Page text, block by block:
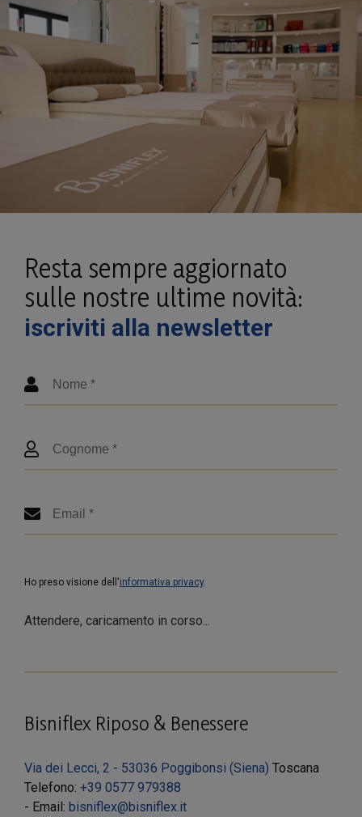
Resta sempre aggiornato
sulle nostre ultime novità:
iscriviti alla newsletter
Ho preso visione dell'informativa privacy.
Attendere, caricamento in corso...
Bisniflex Riposo & Benessere
Via dei Lecci, 2 - 53036 Poggibonsi (Siena) Toscana
Telefono: +39 0577 979388
- Email: bisniflex@bisniflex.it